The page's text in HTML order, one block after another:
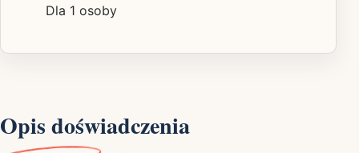
Dla 1 osoby
Opis doświadczenia